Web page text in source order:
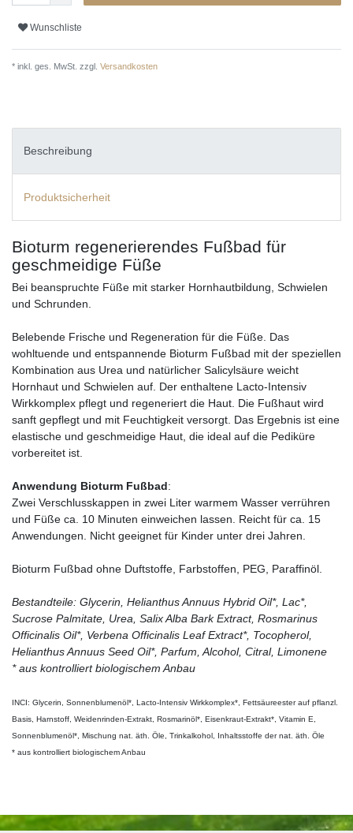
Wunschliste
* inkl. ges. MwSt. zzgl. Versandkosten
Beschreibung
Produktsicherheit
Bioturm regenerierendes Fußbad für
geschmeidige Füße
Bei beanspruchte Füße mit starker Hornhautbildung, Schwielen
und Schrunden.
Belebende Frische und Regeneration für die Füße. Das
wohltuende und entspannende Bioturm Fußbad mit der speziellen
Kombination aus Urea und natürlicher Salicylsäure weicht
Hornhaut und Schwielen auf. Der enthaltene Lacto-Intensiv
Wirkkomplex pflegt und regeneriert die Haut. Die Fußhaut wird
sanft gepflegt und mit Feuchtigkeit versorgt. Das Ergebnis ist eine
elastische und geschmeidige Haut, die ideal auf die Pediküre
vorbereitet ist.
Anwendung Bioturm Fußbad:
Zwei Verschlusskappen in zwei Liter warmem Wasser verrühren
und Füße ca. 10 Minuten einweichen lassen. Reicht für ca. 15
Anwendungen. Nicht geeignet für Kinder unter drei Jahren.
Bioturm Fußbad ohne Duftstoffe, Farbstoffen, PEG, Paraffinöl.
Bestandteile: Glycerin, Helianthus Annuus Hybrid Oil*, Lac*,
Sucrose Palmitate, Urea, Salix Alba Bark Extract, Rosmarinus
Officinalis Oil*, Verbena Officinalis Leaf Extract*, Tocopherol,
Helianthus Annuus Seed Oil*, Parfum, Alcohol, Citral, Limonene
* aus kontrolliert biologischem Anbau
INCI: Glycerin, Sonnenblumenöl*, Lacto-Intensiv Wirkkomplex*, Fettsäureester auf pflanzl.
Basis, Harnstoff, Weidenrinden-Extrakt, Rosmarinöl*, Eisenkraut-Extrakt*, Vitamin E,
Sonnenblumenöl*, Mischung nat. äth. Öle, Trinkalkohol, Inhaltsstoffe der nat. äth. Öle
* aus kontrolliert biologischem Anbau